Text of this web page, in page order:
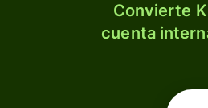
Convierte
cuenta